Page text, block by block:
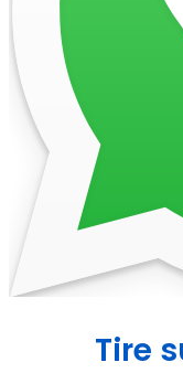
Tire